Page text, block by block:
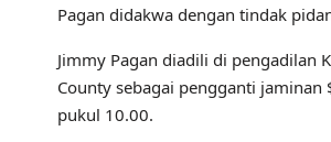
Pagan didakwa dengan tindak
Jimmy Pagan diadili di pengadilan
County sebagai pengganti jaminan
pukul 10.00.